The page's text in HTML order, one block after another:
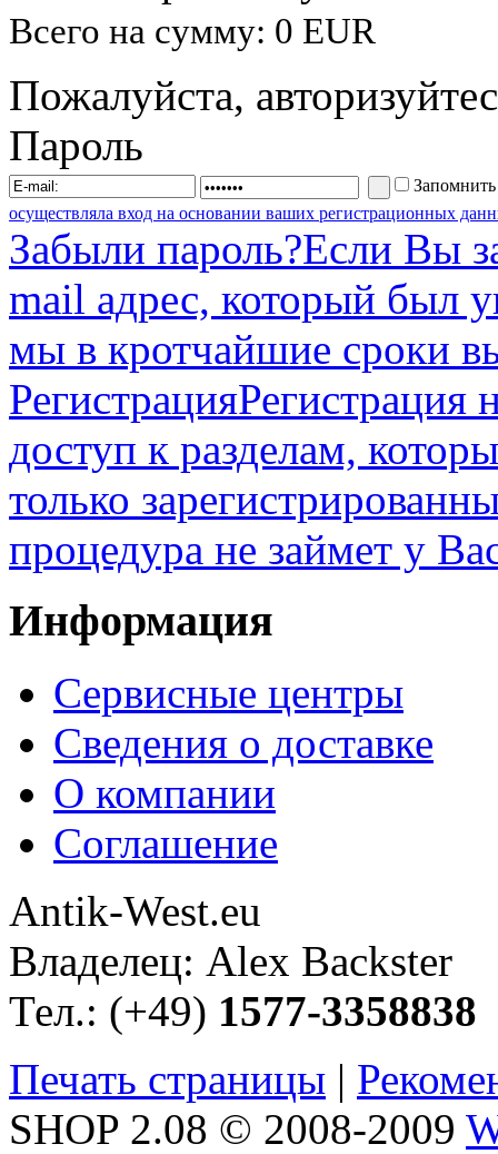
Всего на сумму: 0 EUR
Пожалуйста,
Пароль
осуществляла вход на основании ваших регистрационных
Забыли пароль?Если Вы
mail адрес, который был
мы в кротчайшие сроки
РегистрацияРегистрация
доступ к разделам,
только
процедура не займет у
Информация
Сервисные центры
Сведения о доставке
О компании
Соглашение
Antik-West.eu
Владелец: Alex Backster
Тел.: (+49) 1577-3358838
Печать страницы |
SHOP 2.08 © 2008-2009